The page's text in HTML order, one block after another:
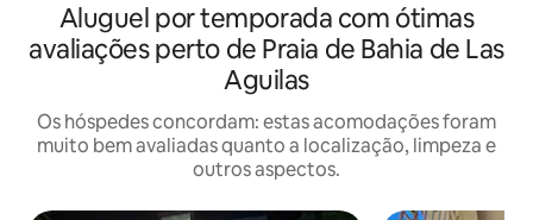
Aluguel por temporada com ótimas
avaliações perto de Praia de Bahia de Las
Aguilas
Os hóspedes concordam: estas acomodações foram
muito bem avaliadas quanto a localização, limpeza e
outros aspectos.